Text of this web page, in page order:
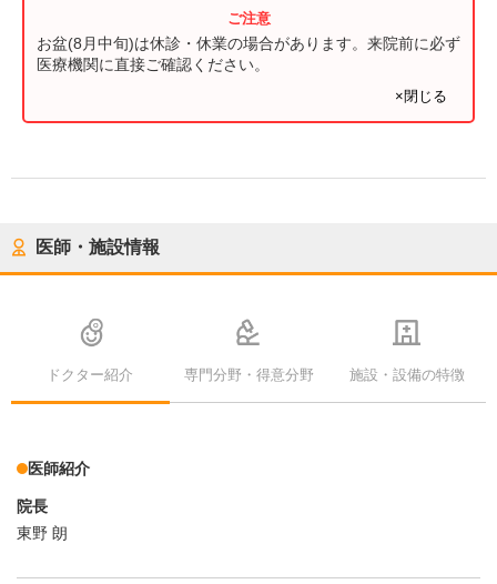
お盆(8月中旬)は休診・休業の場合があります。来院前に必ず
医療機関に直接ご確認ください。
×閉じる
医師・施設情報
ドクター紹介 専門分野・得意分野 施設・設備の特徴
医師紹介
院長
東野 朗